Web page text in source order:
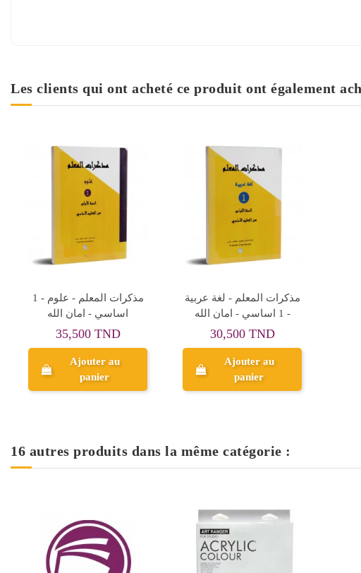
Les clients qui ont acheté ce produit ont également
مذكرات المعلم - علوم - 1
اساسي - امان الله
35,500 TND
Ajouter au
panier
مذكرات المعلم - لغة عربية
- 1 اساسي - امان الله
30,500 TND
Ajouter au
panier
16 autres produits dans la même catégorie :